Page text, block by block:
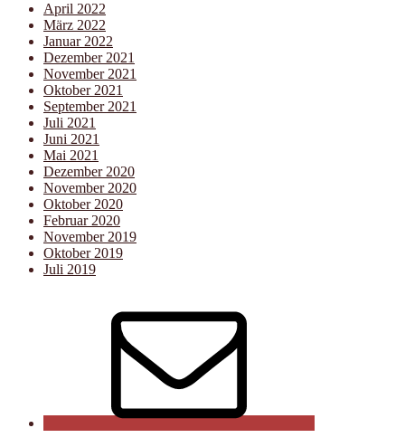
April 2022
März 2022
Januar 2022
Dezember 2021
November 2021
Oktober 2021
September 2021
Juli 2021
Juni 2021
Mai 2021
Dezember 2020
November 2020
Oktober 2020
Februar 2020
November 2019
Oktober 2019
Juli 2019